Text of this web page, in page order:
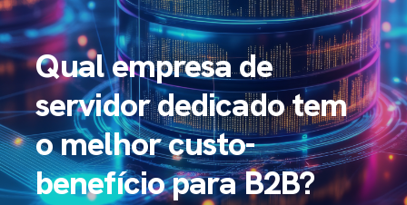
Qual empresa de
servidor dedicado tem
o melhor custo-
benefício para B2B?